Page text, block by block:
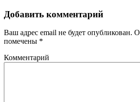
Добавить комментарий
Ваш адрес email не будет опубликован.
помечены *
Комментарий